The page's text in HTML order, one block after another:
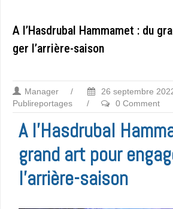
A l’Hasdrubal Hammamet : du
ger l’arrière-saison
Manager / 26 septembre
Publireportages
/ 0 Comment
A l’Hasdrubal
grand art pour
l’arrière-saison